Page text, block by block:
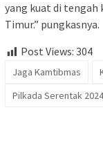
yang kuat di tengah
Timur.” pungkasnya.
Post Views: 304
Jaga Kamtibmas
Pilkada Serentak 2024